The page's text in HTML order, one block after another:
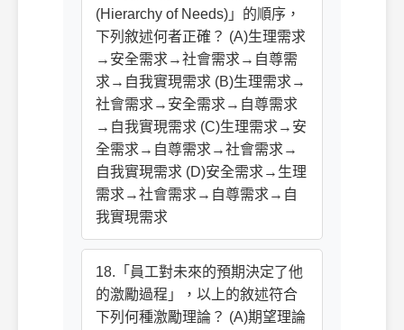
(Hierarchy of Needs)」的順序，
下列敘述何者正確？ (A)生理需求
→安全需求→社會需求→自尊需
求→自我實現需求 (B)生理需求→
社會需求→安全需求→自尊需求
→自我實現需求 (C)生理需求→安
全需求→自尊需求→社會需求→
自我實現需求 (D)安全需求→生理
需求→社會需求→自尊需求→自
我實現需求
18.「員工對未來的預期決定了他
的激勵過程」，以上的敘述符合
下列何種激勵理論？ (A)期望理論